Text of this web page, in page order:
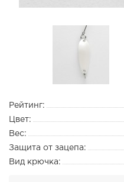
Рейтинг:
Цвет:
Вес:
Защита от зацепа:
Вид крючка: